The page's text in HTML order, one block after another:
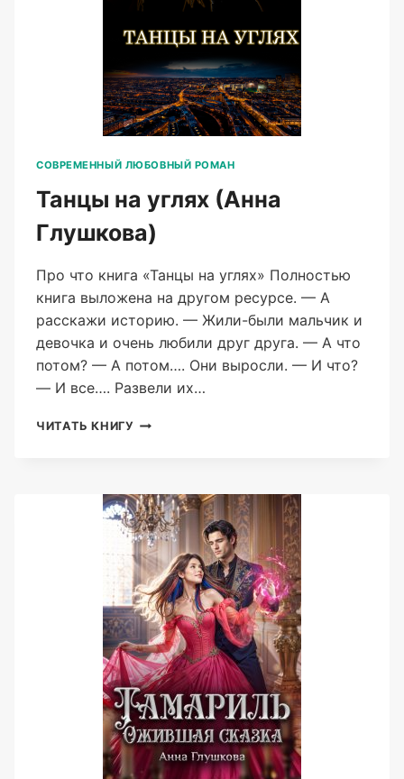
СОВРЕМЕННЫЙ ЛЮБОВНЫЙ РОМАН
Танцы на углях (Анна
Глушкова)
Про что книга «Танцы на углях» Полностью
книга выложена на другом ресурсе. — А
расскажи историю. — Жили-были мальчик и
девочка и очень любили друг друга. — А что
потом? — А потом…. Они выросли. — И что?
— И все…. Развели их…
ЧИТАТЬ КНИГУ ТАНЦЫ
ГЛУШКОВА)